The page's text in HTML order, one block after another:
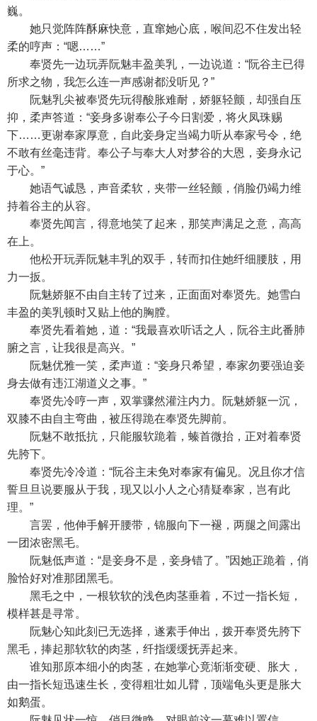
巍。
她只觉阵阵酥麻快意，直窜她心底，喉间忍不住发出轻
柔的哼声：“嗯……”
奉贤先一边玩弄阮魅丰盈美乳，一边说道：“阮谷主已得
所求之物，我怎么连一声感谢都没听见？”
阮魅乳尖被奉贤先玩得酸胀难耐，娇躯轻颤，却强自压
抑，柔声答道：“妾身多谢奉公子今日割爱，将火凤珠赐
下……更谢奉家厚意，自此妾身定当竭力听从奉家号令，绝
不敢有丝毫违背。奉公子与奉大人对梦谷的大恩，妾身永记
于心。”
她语气诚恳，声音柔软，夹带一丝轻颤，俏脸仍竭力维
持着谷主的从容。
奉贤先闻言，得意地笑了起来，那笑声满足之意，高高
在上。
他松开玩弄阮魅丰乳的双手，转而扣住她纤细腰肢，用
力一扳。
阮魅娇躯不由自主转了过来，正面面对奉贤先。她雪白
丰盈的美乳顿时又贴上他的胸膛。
奉贤先看着她，道：“我最喜欢听话之人，阮谷主此番肺
腑之言，让我很是高兴。”
阮魅优雅一笑，柔声道：“妾身只希望，奉家勿要强迫妾
身去做有违江湖道义之事。”
奉贤先冷哼一声，双掌骤然灌注内力。阮魅娇躯一沉，
双膝不由自主弯曲，被压得跪在奉贤先脚前。
阮魅不敢抵抗，只能服软跪着，螓首微抬，正对着奉贤
先胯下。
奉贤先冷冷道：“阮谷主未免对奉家有偏见。况且你才信
誓旦旦说要服从于我，现又以小人之心猜疑奉家，岂有此
理。”
言罢，他伸手解开腰带，锦服向下一褪，两腿之间露出
一团浓密黑毛。
阮魅低声道：“是妾身不是，妾身错了。”因她正跪着，俏
脸恰好对准那团黑毛。
黑毛之中，一根软软的浅色肉茎垂着，不过一指长短，
模样甚是寻常。
阮魅心知此刻已无选择，遂素手伸出，拨开奉贤先胯下
黑毛，捧起那软软的肉茎，纤指缓缓抚弄起来。
谁知那原本细小的肉茎，在她掌心竟渐渐变硬、胀大，
由一指长短迅速生长，变得粗壮如儿臂，顶端龟头更是胀大
如鹅蛋。